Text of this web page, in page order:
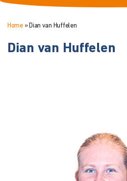
Home» Dian van Huffelen
Dian van Huffelen